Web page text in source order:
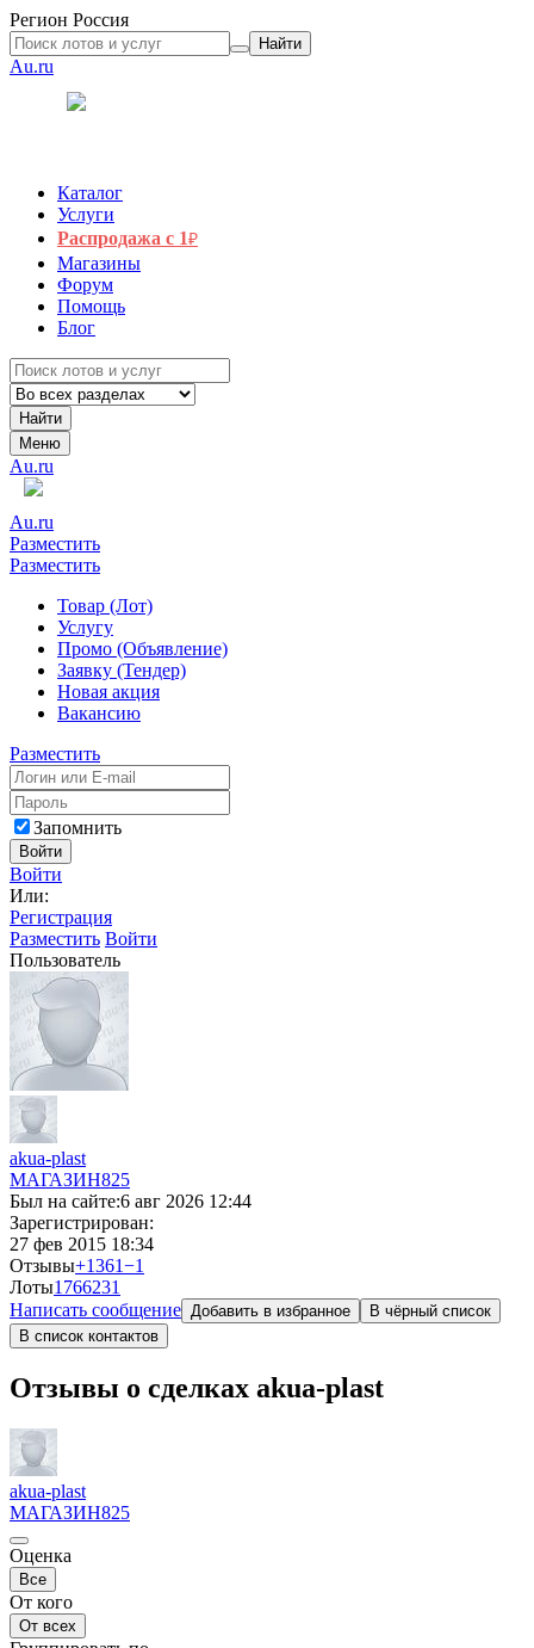
Регион Россия
Найти
Au.ru
Каталог
Услуги
Распродажа с 1₽
Магазины
Форум
Помощь
Блог
Найти
Меню
Au.ru
Au.ru
Разместить
Разместить
Товар (Лот)
Услугу
Промо (Объявление)
Заявку (Тендер)
Новая акция
Вакансию
Разместить
Запомнить
Войти
Войти
Или:
Регистрация
Разместить Войти
Пользователь
akua-plast
МАГАЗИН825
Был на сайте:6 авг 2026 12:44
Зарегистрирован:
27 фев 2015 18:34
Отзывы+1361−1
Лоты1766231
Написать сообщение Добавить в избранное
В чёрный список
В список контактов
Отзывы о сделках akua-plast
akua-plast
МАГАЗИН825
Оценка
Все
От кого
От всех